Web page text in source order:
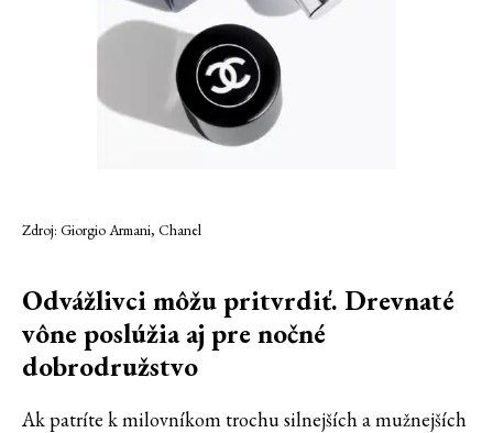
Zdroj: Giorgio Armani, Chanel
Odvážlivci môžu pritvrdiť. Drevnaté
vône poslúžia aj pre nočné
dobrodružstvo
Ak patríte k milovníkom trochu silnejších a mužnejších